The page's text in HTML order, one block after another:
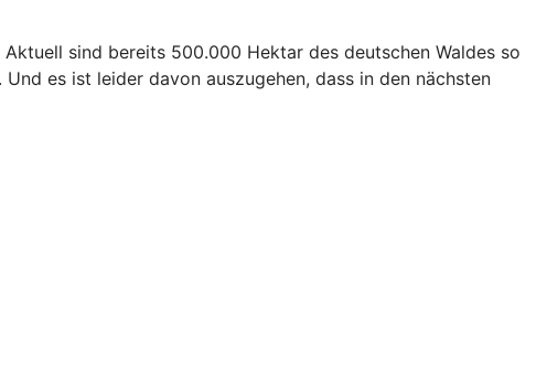
sind bereits 500.000 Hektar des deutschen Waldes so
es ist leider davon auszugehen, dass in den nächsten